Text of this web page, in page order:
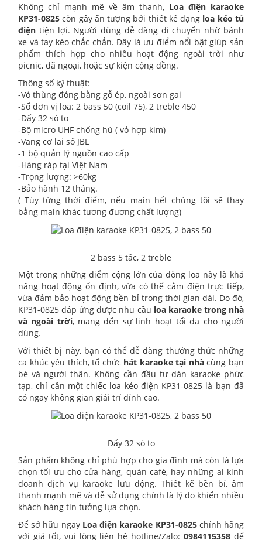
Không chỉ mạnh mẽ về âm thanh, Loa điện karaoke
KP31-0825 còn gây ấn tượng bởi thiết kế dạng loa kéo tủ
điện tiện lợi. Người dùng dễ dàng di chuyển nhờ bánh
xe và tay kéo chắc chắn. Đây là ưu điểm nổi bật giúp sản
phẩm thích hợp cho nhiều hoạt động ngoài trời như
picnic, dã ngoại, hoặc sự kiện cộng đồng.
Thông số kỹ thuật:
-Vỏ thùng đóng bằng gỗ ép, ngoài sơn gai
-Số đơn vị loa: 2 bass 50 (coil 75), 2 treble 450
-Đẩy 32 sò to
-Bộ micro UHF chống hú ( vỏ hợp kim)
-Vang cơ lai số JBL
-1 bộ quản lý nguồn cao cấp
-Hàng ráp tại Việt Nam
-Trọng lượng: >60kg
-Bảo hành 12 tháng.
( Tùy từng thời điểm, nếu main hết chúng tôi sẽ thay
bằng main khác tương đương chất lượng)
2 bass 5 tấc, 2 treble
Một trong những điểm cộng lớn của dòng loa này là khả
năng hoạt động ổn định, vừa có thể cắm điện trực tiếp,
vừa đảm bảo hoạt động bền bỉ trong thời gian dài. Do đó,
KP31-0825 đáp ứng được nhu cầu loa karaoke trong nhà
và ngoài trời, mang đến sự linh hoạt tối đa cho người
dùng.
Với thiết bị này, bạn có thể dễ dàng thưởng thức những
ca khúc yêu thích, tổ chức hát karaoke tại nhàcùng bạn
bè và người thân. Không cần đầu tư dàn karaoke phức
tạp, chỉ cần một chiếc loa kéo điện KP31-0825 là bạn đã
có ngay không gian giải trí đỉnh cao.
Đẩy 32 sò to
Sản phẩm không chỉ phù hợp cho gia đình mà còn là lựa
chọn tối ưu cho cửa hàng, quán café, hay những ai kinh
doanh dịch vụ karaoke lưu động. Thiết kế bền bỉ, âm
thanh mạnh mẽ và dễ sử dụng chính là lý do khiến nhiều
khách hàng tin tưởng lựa chọn.
Để sở hữu ngay Loa điện karaoke KP31-0825chính hãng
với giá tốt, vui lòng liên hệ hotline/Zalo:0984115358 để